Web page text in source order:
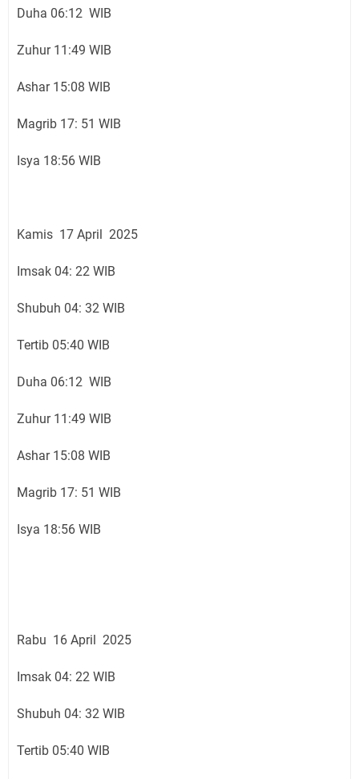
Duha 06:12 WIB
Zuhur 11:49 WIB
Ashar 15:08 WIB
Magrib 17: 51 WIB
Isya 18:56 WIB
Kamis 17 April 2025
Imsak 04: 22 WIB
Shubuh 04: 32 WIB
Tertib 05:40 WIB
Duha 06:12 WIB
Zuhur 11:49 WIB
Ashar 15:08 WIB
Magrib 17: 51 WIB
Isya 18:56 WIB
Rabu 16 April 2025
Imsak 04: 22 WIB
Shubuh 04: 32 WIB
Tertib 05:40 WIB